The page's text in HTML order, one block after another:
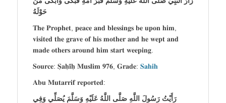
حَوْلَهُ
𝐓𝐡𝐞 𝐏𝐫𝐨𝐩𝐡𝐞𝐭, 𝐩𝐞𝐚𝐜𝐞 𝐚𝐧𝐝 𝐛𝐥𝐞𝐬𝐬𝐢𝐧𝐠𝐬 𝐛𝐞 𝐮𝐩𝐨𝐧 𝐡𝐢𝐦,
𝐯𝐢𝐬𝐢𝐭𝐞𝐝 𝐭𝐡𝐞 𝐠𝐫𝐚𝐯𝐞 𝐨𝐟 𝐡𝐢𝐬 𝐦𝐨𝐭𝐡𝐞𝐫 𝐚𝐧𝐝 𝐡𝐞 𝐰𝐞𝐩𝐭 𝐚𝐧𝐝
𝐦𝐚𝐝𝐞 𝐨𝐭𝐡𝐞𝐫𝐬 𝐚𝐫𝐨𝐮𝐧𝐝 𝐡𝐢𝐦 𝐬𝐭𝐚𝐫𝐭 𝐰𝐞𝐞𝐩𝐢𝐧𝐠.
𝐒𝐨𝐮𝐫𝐜𝐞: 𝐒̣𝐚𝐡̣𝐢̄𝐡̣ 𝐌𝐮𝐬𝐥𝐢𝐦 𝟗𝟕𝟔, 𝐆𝐫𝐚𝐝𝐞: 𝐒𝐚𝐡𝐢𝐡
𝐀𝐛𝐮 𝐌𝐮𝐭𝐚𝐫𝐫𝐢𝐟 𝐫𝐞𝐩𝐨𝐫𝐭𝐞𝐝:
رَأَيْتُ رَسُولَ اللَّهِ صَلَّى اللَّهُ عَلَيْهِ وَسَلَّمَ يُصَلِّي وَفِي